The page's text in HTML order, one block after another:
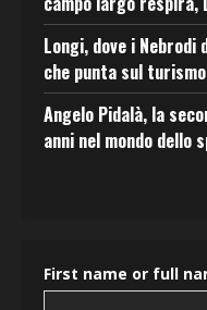
Longi, dove i
che punta sul
Angelo Pidalà, la
anni nel mondo dello
First name or full